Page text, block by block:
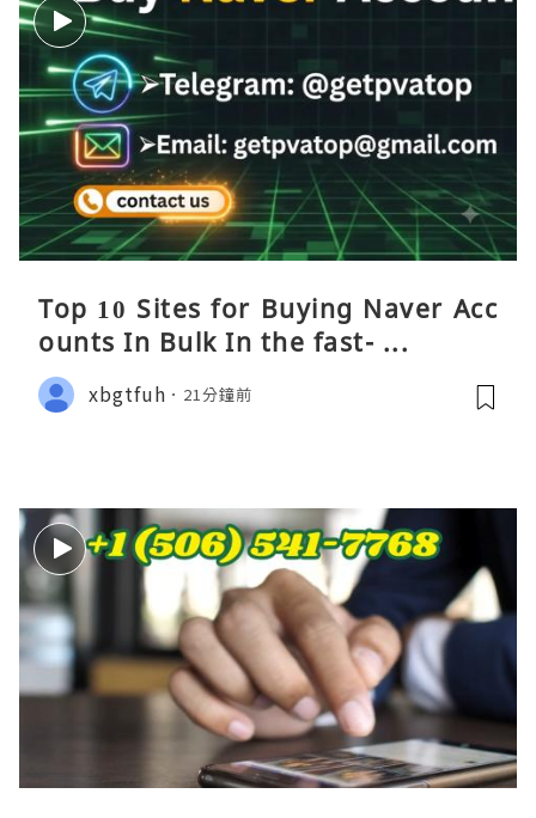
Top 10 Sites for Buying Naver Acc
ounts In Bulk In the fast- ...
xbgtfuh 21分鐘前